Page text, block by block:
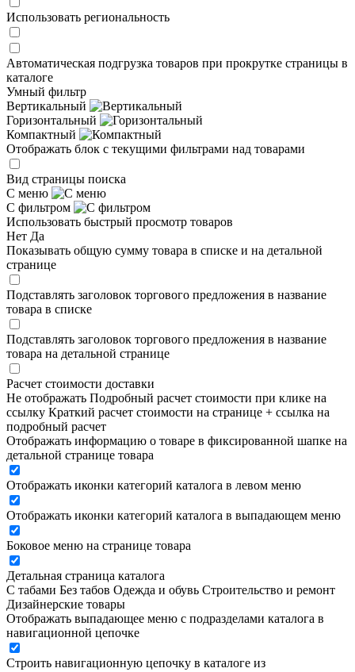
Использовать региональность
Автоматическая подгрузка товаров при прокрутке страницы в
каталоге
Умный фильтр
Вертикальный
Горизонтальный
Компактный
Отображать блок с текущими фильтрами над товарами
Вид страницы поиска
С меню
С фильтром
Использовать быстрый просмотр товаров
Нет Да
Показывать общую сумму товара в списке и на детальной
странице
Подставлять заголовок торгового предложения в название
товара в списке
Подставлять заголовок торгового предложения в название
товара на детальной странице
Расчет стоимости доставки
Не отображать Подробный расчет стоимости при клике на
ссылку Краткий расчет стоимости на странице + ссылка на
подробный расчет
Отображать информацию о товаре в фиксированной шапке на
детальной странице товара
Отображать иконки категорий каталога в левом меню
Отображать иконки категорий каталога в выпадающем меню
Боковое меню на странице товара
Детальная страница каталога
С табами Без табов Одежда и обувь Строительство и ремонт
Дизайнерские товары
Отображать выпадающее меню с подразделами каталога в
навигационной цепочке
Строить навигационную цепочку в каталоге из